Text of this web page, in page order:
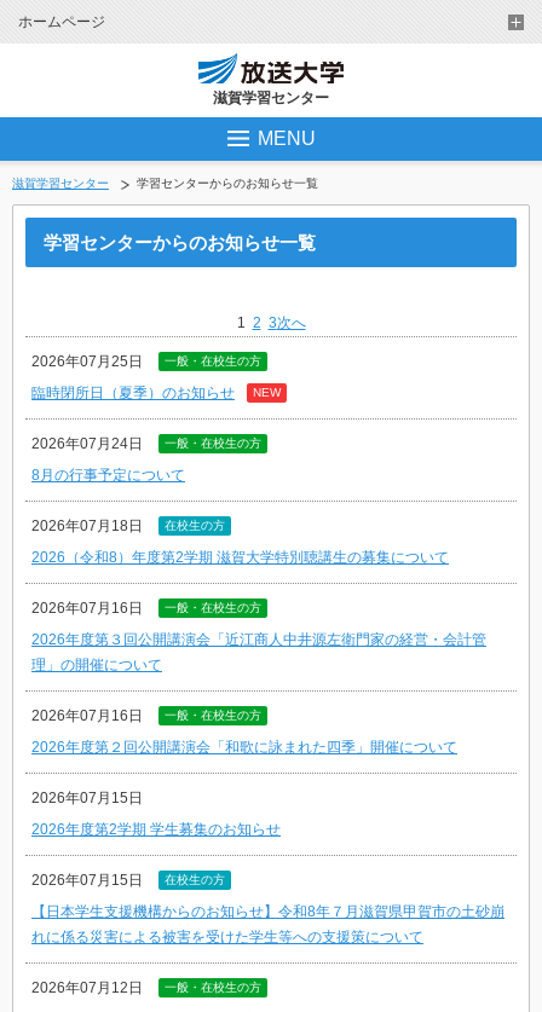
ホームページ
滋賀学習センター
MENU
滋賀学習センター 学習センターからのお知らせ一覧
学習センターからのお知らせ一覧
1 2 3次へ
2026年07月25日 一般・在校生の方
臨時閉所日（夏季）のお知らせ NEW
2026年07月24日 一般・在校生の方
8月の行事予定について
2026年07月18日 在校生の方
2026（令和8）年度第2学期 滋賀大学特別聴講生の募集について
2026年07月16日 一般・在校生の方
2026年度第３回公開講演会「近江商人中井源左衛門家の経営・会計管
理」の開催について
2026年07月16日 一般・在校生の方
2026年度第２回公開講演会「和歌に詠まれた四季」開催について
2026年07月15日
2026年度第2学期 学生募集のお知らせ
2026年07月15日 在校生の方
【日本学生支援機構からのお知らせ】令和8年７月滋賀県甲賀市の土砂崩
れに係る災害による被害を受けた学生等への支援策について
2026年07月12日 一般・在校生の方